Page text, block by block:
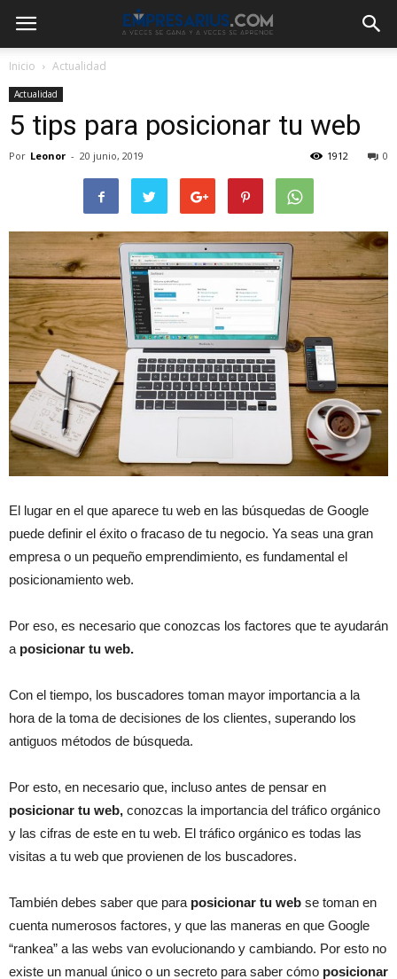
Inicio Actualidad
Actualidad
5 tips para posicionar tu web
Por Leonor - 20 junio, 2019 0
1912
El lugar en el que aparece tu web en las búsquedas de Google
puede definir el éxito o fracaso de tu negocio. Ya seas una gran
empresa o un pequeño emprendimiento, es fundamental el
posicionamiento web.
Por eso, es necesario que conozcas los factores que te ayudarán
a posicionar tu web.
Con el tiempo, los buscadores toman mayor importancia a la
hora de la toma de decisiones de los clientes, superando los
antiguos métodos de búsqueda.
Por esto, en necesario que, incluso antes de pensar en
posicionar tu web, conozcas la importancia del tráfico orgánico
y las cifras de este en tu web. El tráfico orgánico es todas las
visitas a tu web que provienen de los buscadores.
También debes saber que para posicionar tu web se toman en
cuenta numerosos factores, y que las maneras en que Google
“rankea” a las webs van evolucionando y cambiando. Por esto no
existe un manual único o un secreto para saber cómo posicionar